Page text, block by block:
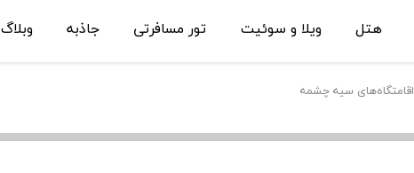
هتل ویلا و سوئیت تور مسافرتی جاذبه وبلاگ
اقامتگاه‌های سیه چشمه